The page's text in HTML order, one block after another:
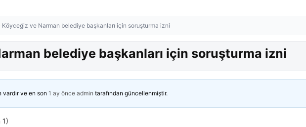
Köyceğiz ve Narman belediye başkanları için soruşturma izni
belediye başkanları için soruşturma izni
ve en son 1 ay önce admin tarafından güncellenmiştir.
1)